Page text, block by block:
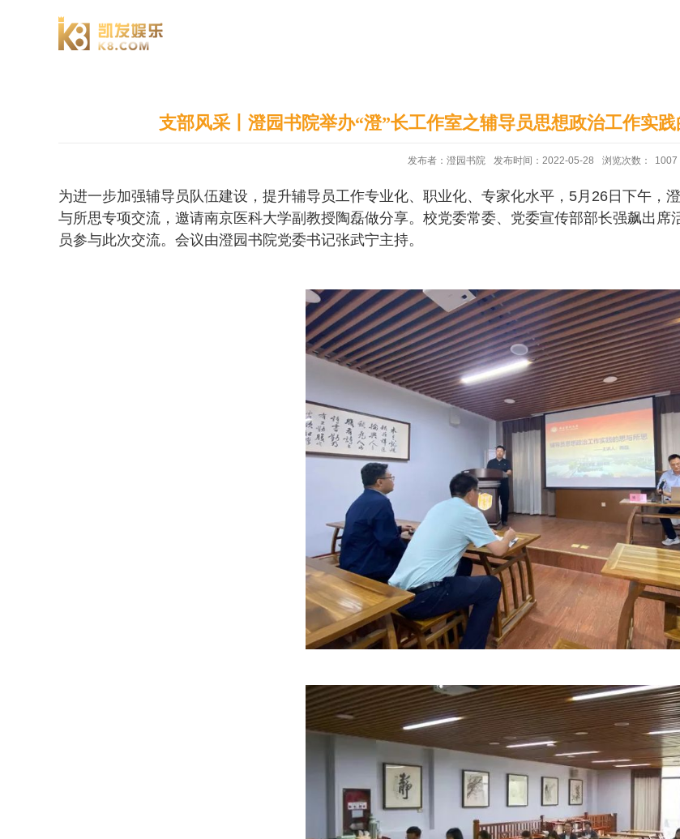
支部风采丨澄园书院举办“澄”长工作室之辅导员思想政治工作实
发布者：澄园书院 发布时间：2022-05-28 浏览次数： 1007
为进一步加强辅导员队伍建设，提升辅导员工作专业化、职业化、专家化水平，5月26日下午，
与所思专项交流，邀请南京医科大学副教授陶磊做分享。校党委常委、党委宣传部部长强飙出
员参与此次交流。会议由澄园书院党委书记张武宁主持。